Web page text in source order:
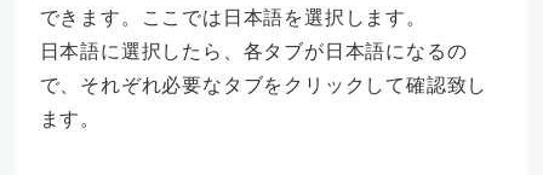
できます。ここでは日本語を選択します。
日本語に選択したら、各タブが日本語になるの
で、それぞれ必要なタブをクリックして確認致し
ます。